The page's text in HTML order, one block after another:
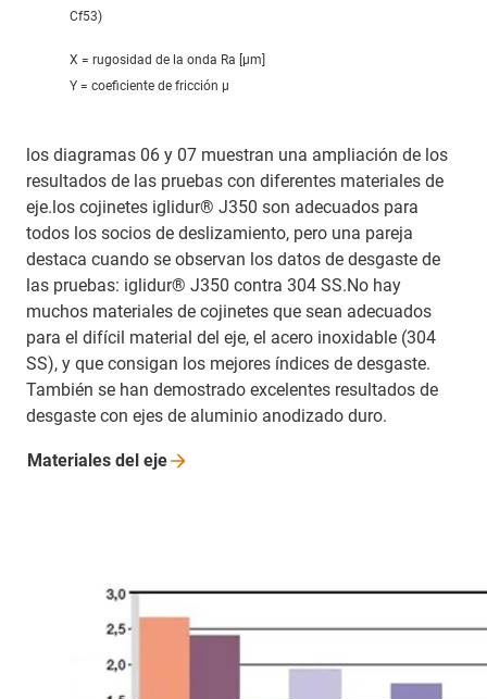
Cf53)
X = rugosidad de la onda Ra [μm]
Y = coeficiente de fricción μ
los diagramas 06 y 07 muestran una ampliación de los
resultados de las pruebas con diferentes materiales de
eje.los cojinetes iglidur® J350 son adecuados para
todos los socios de deslizamiento, pero una pareja
destaca cuando se observan los datos de desgaste de
las pruebas: iglidur® J350 contra 304 SS.No hay
muchos materiales de cojinetes que sean adecuados
para el difícil material del eje, el acero inoxidable (304
SS), y que consigan los mejores índices de desgaste.
También se han demostrado excelentes resultados de
desgaste con ejes de aluminio anodizado duro.
Materiales del eje